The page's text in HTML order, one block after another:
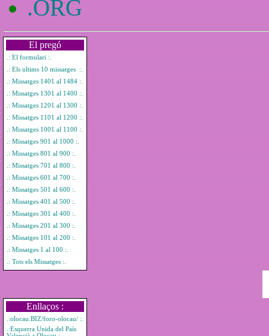
.ORG
El pregó
.: El formulari :.
.: Els ultims 10 missatges :.
.: Missatges 1401 al 1484 :.
.: Missatges 1301 al 1400 :.
.: Missatges 1201 al 1300 :.
.: Missatges 1101 al 1200 :.
.: Missatges 1001 al 1100 :.
.: Missatges 901 al 1000 :.
.: Missatges 801 al 900 :.
.: Missatges 701 al 800 :.
.: Missatges 601 al 700 :.
.: Missatges 501 al 600 :.
.: Missatges 401 al 500 :.
.: Missatges 301 al 400 :.
.: Missatges 201 al 300 :.
.: Missatges 101 al 200 :.
.: Missatges 1 al 100 :.
.: Tots els Missatges :.
Enllaços :
.:olocau.BIZ/foro-olocau/ :.
.:Esquerra Unida del País